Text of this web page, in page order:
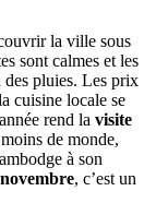
la ville sous
sont calmes et les
des pluies. Les prix
cuisine locale se
rend la visite
de monde,
à son
, c’est un